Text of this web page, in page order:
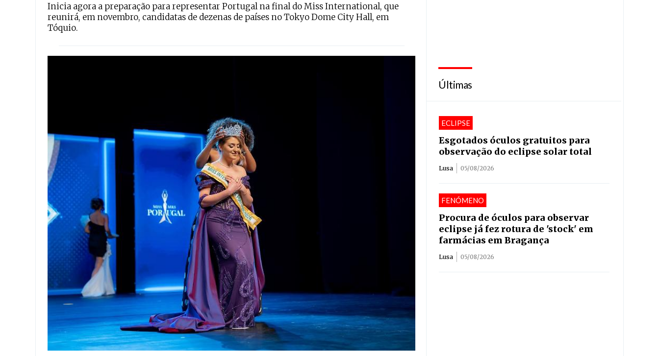
Inicia agora a preparação para representar Portugal na final do Miss International, que
reunirá, em novembro, candidatas de dezenas de países no Tokyo Dome City Hall, em
Tóquio.
Últimas
ECLIPSE
Esgotados óculos gratuitos para
observação do eclipse solar total
Lusa 05/08/2026
FENÓMENO
Procura de óculos para observar
eclipse já fez rotura de 'stock' em
farmácias em Bragança
Lusa 05/08/2026